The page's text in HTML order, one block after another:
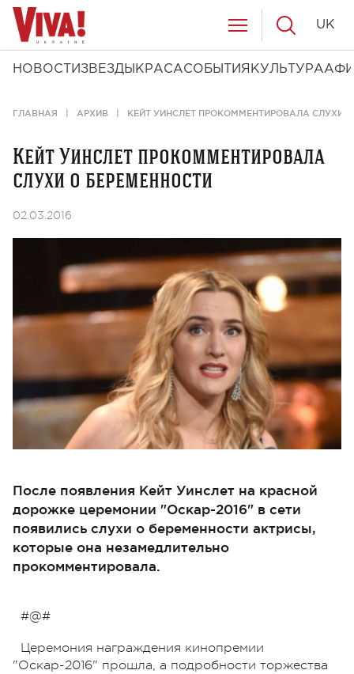
НОВОСТИ ЗВЕЗДЫ КРАСАСОБЫТИЯ КУЛЬТУРА
UK
ГЛАВНАЯ АРХИВ КЕЙТ УИНСЛЕТ ПРОКОММЕНТИРОВАЛА СЛУХИ
Кейт Уинслет прокомментировала
слухи о беременности
02.03.2016
После появления Кейт Уинслет на красной
дорожке церемонии "Оскар-2016" в сети
появились слухи о беременности актрисы,
которые она незамедлительно
прокомментировала.
#@#
Церемония награждения кинопремии
"Оскар-2016" прошла, а подробности торжества